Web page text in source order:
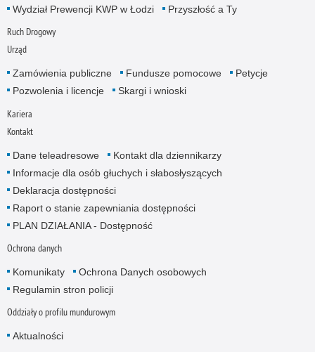
Wydział Prewencji KWP w Łodzi Przyszłość a Ty
Ruch Drogowy
Urząd
Zamówienia publiczne Fundusze pomocowe
Petycje
Pozwolenia i licencje
Skargi i wnioski
Kariera
Kontakt
Dane teleadresowe
Kontakt dla dziennikarzy
Informacje dla osób głuchych i słabosłyszących
Deklaracja dostępności
Raport o stanie zapewniania dostępności
PLAN DZIAŁANIA - Dostępność
Ochrona danych
Komunikaty
Ochrona Danych osobowych
Regulamin stron policji
Oddziały o profilu mundurowym
Aktualności